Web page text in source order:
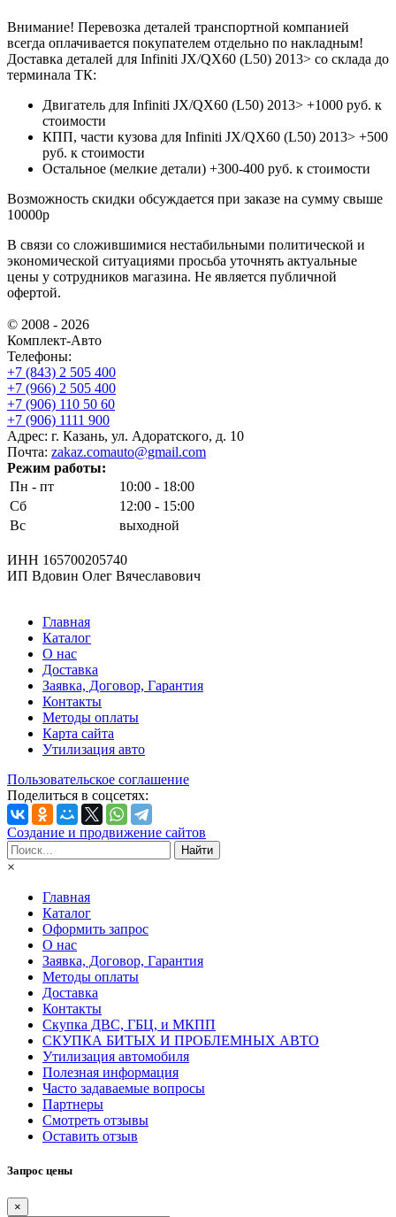
Внимание! Перевозка деталей транспортной компанией
всегда оплачивается покупателем отдельно по накладным!
Доставка деталей для Infiniti JX/QX60 (L50) 2013> со склада до
терминала ТК:
Двигатель для Infiniti JX/QX60 (L50) 2013> +1000 руб. к
стоимости
КПП, части кузова для Infiniti JX/QX60 (L50) 2013> +500
руб. к стоимости
Остальное (мелкие детали) +300-400 руб. к стоимости
Возможность скидки обсуждается при заказе на сумму свыше
10000р
В связи со сложившимися нестабильными политической и
экономической ситуациями просьба уточнять актуальные
цены у сотрудников магазина. Не является публичной
офертой.
© 2008 - 2026
Комплект-Авто
Телефоны:
+7 (843) 2 505 400
+7 (966) 2 505 400
+7 (906) 110 50 60
+7 (906) 1111 900
Адрес: г. Казань, ул. Адоратского, д. 10
Почта: zakaz.comauto@gmail.com
Режим работы:
Пн - пт
10:00 - 18:00
Сб
12:00 - 15:00
Вс
выходной
ИНН 165700205740
ИП Вдовин Олег Вячеславович
Главная
Каталог
О нас
Доставка
Заявка, Договор, Гарантия
Контакты
Методы оплаты
Карта сайта
Утилизация авто
Пользовательское соглашение
Поделиться в соцсетях:
Создание и продвижение сайтов
×
Главная
Каталог
Оформить запрос
О нас
Заявка, Договор, Гарантия
Методы оплаты
Доставка
Контакты
Скупка ДВС, ГБЦ, и МКПП
СКУПКА БИТЫХ И ПРОБЛЕМНЫХ АВТО
Утилизация автомобиля
Полезная информация
Часто задаваемые вопросы
Партнеры
Смотреть отзывы
Оставить отзыв
Запрос цены
×